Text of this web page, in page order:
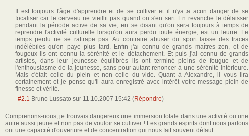
Il est toujours l'âge d'apprendre et de se cultiver et il n'ya a acun danger de se
focaliser car le cerveau ne vieillit pas quand on s'en sert. En revanche le délaisser
pendant la période active de sa vie, en se disant qu'on sera toujours à temps de
reprendre l'activité culturelle lorsqu'on aura perdu toute énergie, est un leurre. Le
temps perdu ne se rattrape pas. Au contraire abuser du sport laisse des traces
indélébiles qu'on paye plus tard. Enfin j'ai connu de grands maîtres zen, et de
fougeux ils ont connu la sérénité et le détachement. Et puis j'ai connu de grands
artistes, dans leur jeunesse équilibrés ils ont terminé pleins de fougue et de
l'enthousiasme de la jeunesse, sans pour autant renoncer à une sérénité intérieure.
Mais c'était celle du plein et non celle du vide. Quant à Alexandre, il vous lira
certainement et je pense qu'il aura enregistré avec intérêt votre message plein de
finesse et vérité.
#2.1 Bruno Lussato sur 11.10.2007 15:42 (Répondre)
Comprenons-nous, je trouvais dangereux une immersion totale dans une activité ou une
autre aussi jeune et non pas de vouloir se cultiver ! Les grands esprits dont nous parlons
ont une capacité d'ouverture et de concentration qui nous fait souvent défaut